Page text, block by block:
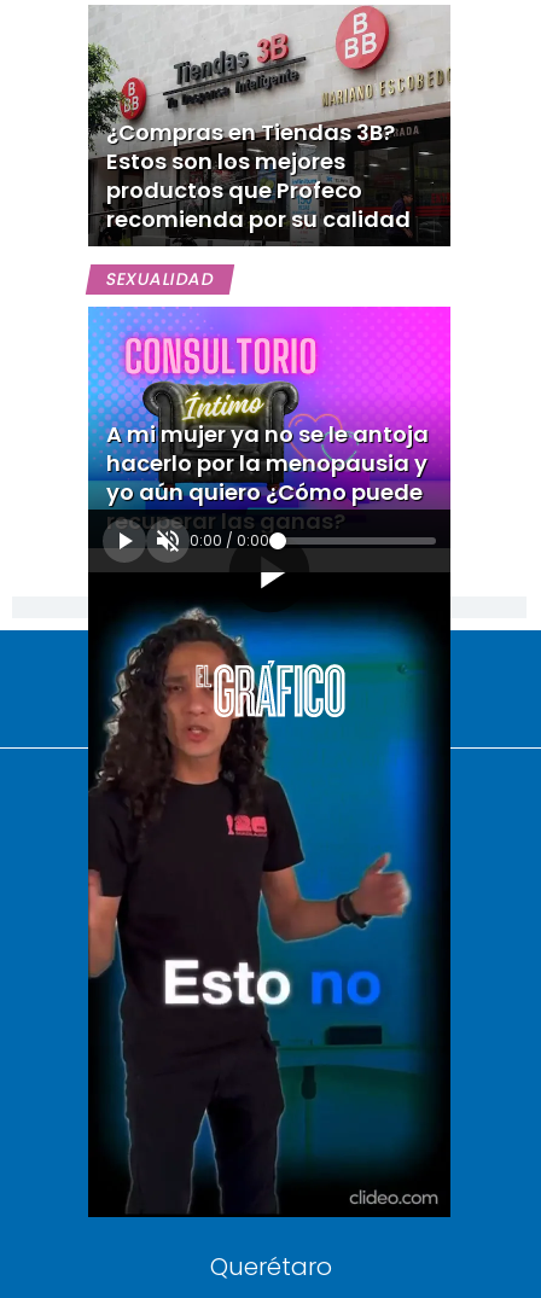
¿Compras en Tiendas 3B?
Estos son los mejores
productos que Profeco
recomienda por su calidad
SEXUALIDAD
A mi mujer ya no se le antoja
hacerlo por la menopausia y
yo aún quiero ¿Cómo puede
recuperar las ganas?
0:00 / 0:00
[Publicidad]
El Universal
Vive USA
Clase
De 10 sports
DeDinero
Confabulario
Aviso Oportuno
Consultas
Querétaro